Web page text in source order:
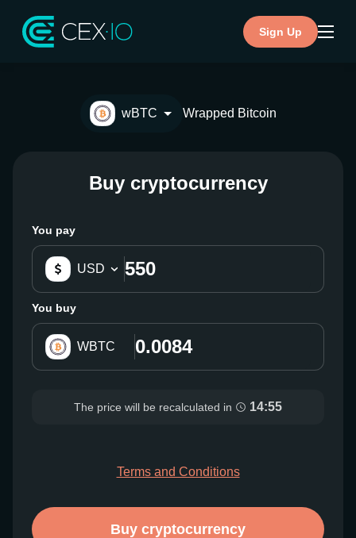
Sign Up
wBTC Wrapped Bitcoin
Buy cryptocurrency
You pay
USD
You buy
WBTC
The price will be recalculated in 14:54
Terms and Conditions
Buy cryptocurrency